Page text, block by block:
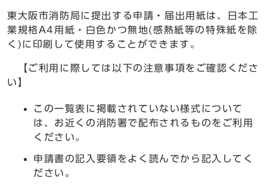
東大阪市消防局に提出する申請・届出用紙は、日本工
業規格A4用紙・白色かつ無地(感熱紙等の特殊紙を除
く)に印刷して使用することができます。
【ご利用に際しては以下の注意事項をご確認くださ
い】
この一覧表に掲載されていない様式について
は、お近くの消防署で配布されるものをご利用
ください。
申請書の記入要領をよく読んでから記入してく
ださい。